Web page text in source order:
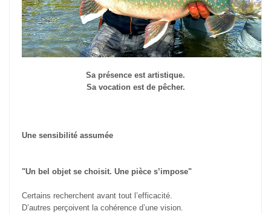
Sa présence est artistique.
Sa vocation est de pêcher.
Une sensibilité assumée
"Un bel objet se choisit. Une pièce s’impose"
Certains recherchent avant tout l’efficacité.
D’autres perçoivent la cohérence d’une vision.